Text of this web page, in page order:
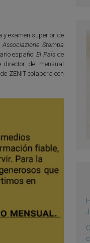
y examen superior de
Associazione Stampa
españolEl Paísde
director del mensual
ZENIT colabora con